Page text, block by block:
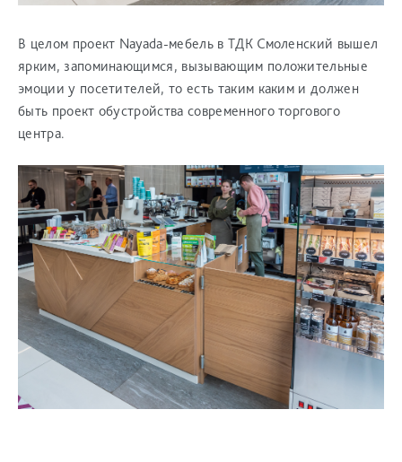
В целом проект Nayada-мебель в ТДК Смоленский вышел
ярким, запоминающимся, вызывающим положительные
эмоции у посетителей, то есть таким каким и должен
быть проект обустройства современного торгового
центра.